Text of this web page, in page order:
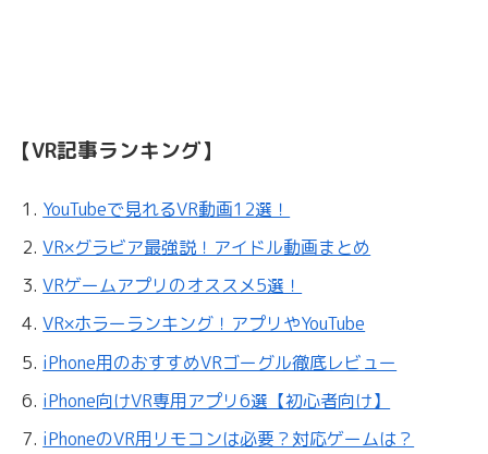
【VR記事ランキング】
YouTubeで見れるVR動画12選！
VR×グラビア最強説！アイドル動画まとめ
VRゲームアプリのオススメ5選！
VR×ホラーランキング！アプリやYouTube
iPhone用のおすすめVRゴーグル徹底レビュー
iPhone向けVR専用アプリ6選【初心者向け】
iPhoneのVR用リモコンは必要？対応ゲームは？